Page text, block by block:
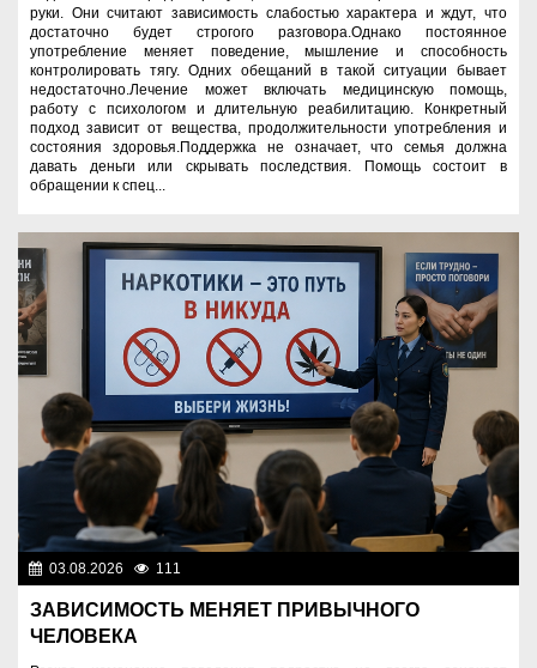
руки. Они считают зависимость слабостью характера и ждут, что
достаточно будет строгого разговора.Однако постоянное
употребление меняет поведение, мышление и способность
контролировать тягу. Одних обещаний в такой ситуации бывает
недостаточно.Лечение может включать медицинскую помощь,
работу с психологом и длительную реабилитацию. Конкретный
подход зависит от вещества, продолжительности употребления и
состояния здоровья.Поддержка не означает, что семья должна
давать деньги или скрывать последствия. Помощь состоит в
обращении к спец...
03.08.2026 111
ЗАВИСИМОСТЬ МЕНЯЕТ ПРИВЫЧНОГО
ЧЕЛОВЕКА